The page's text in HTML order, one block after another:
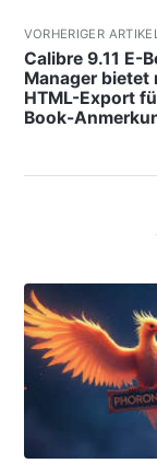
VORHERIGER
Calibre 9.11 E-
Manager bietet
HTML-Export
Book-